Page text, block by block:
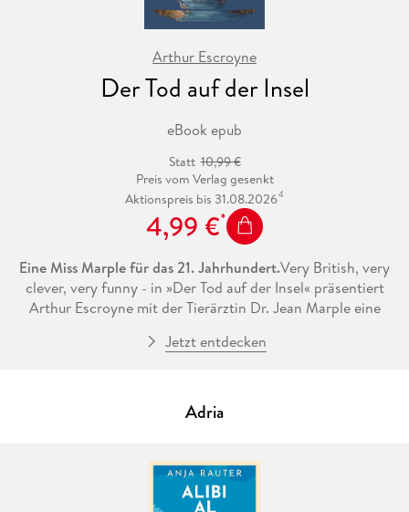
traut dem Bild nicht und ermittelt auf eigene Faust. Ihre Spur
führt sie zu Mickael, der sich inzwischen Sorgen um seine
tierschutzbewegte Tochter machen muss.
Arthur Escroyne
Der Tod auf der Insel
eBook epub
Statt 10,99 €
Preis vom Verlag gesenkt
Aktionspreis bis 31.08.20264
4,99 €
Eine Miss Marple für das 21. Jahrhundert.Very British, very
clever, very funny - in »Der Tod auf der Insel« präsentiert
Arthur Escroyne mit der Tierärztin Dr. Jean Marple eine
Poirot und schrullig wie Miss Marple löst Jean ihren ersten
Touristenattraktion Cornwalls, bricht ein Tourist beim
traditionellen High Tea tot zusammen. Herzinfarkt, urteilt
der Dorfarzt, Mord, glaubt die zufällig anwesende Tierärztin
Jetzt entdecken
Adria